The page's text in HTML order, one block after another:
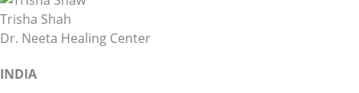
Trisha Shah
Dr. Neeta Healing Center
INDIA